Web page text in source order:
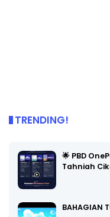
TRENDING!
🌟 PBD
Tahniah
BAHAGIAN